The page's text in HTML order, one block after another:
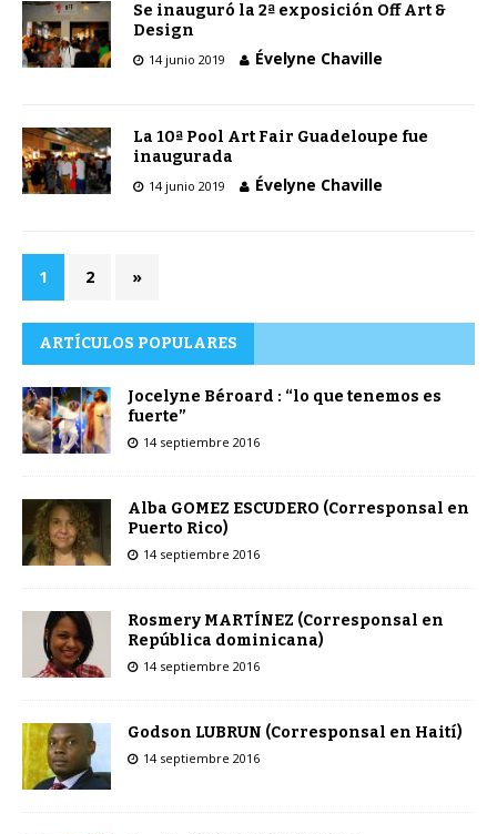
Se inauguró la 2ª exposición Off Art &
Design
14 junio 2019 Évelyne Chaville
La 10ª Pool Art Fair Guadeloupe fue
inaugurada
14 junio 2019 Évelyne Chaville
1 2 »
ARTÍCULOS POPULARES
Jocelyne Béroard : “lo que tenemos es
fuerte”
14 septiembre 2016
Alba GOMEZ ESCUDERO (Corresponsal en
Puerto Rico)
14 septiembre 2016
Rosmery MARTÍNEZ (Corresponsal en
República dominicana)
14 septiembre 2016
Godson LUBRUN (Corresponsal en Haití)
14 septiembre 2016